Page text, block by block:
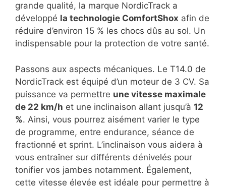
grande qualité, la marque NordicTrack a
développé la technologie ComfortShox afin de
réduire d’environ 15 % les chocs dûs au sol. Un
indispensable pour la protection de votre santé.
Passons aux aspects mécaniques. Le T14.0 de
NordicTrack est équipé d’un moteur de 3 CV. Sa
puissance va permettre une vitesse maximale
de 22 km/h et une inclinaison allant jusqu’à 12
%. Ainsi, vous pourrez aisément varier le type
de programme, entre endurance, séance de
fractionné et sprint. L’inclinaison vous aidera à
vous entraîner sur différents dénivelés pour
tonifier vos jambes notamment. Également,
cette vitesse élevée est idéale pour permettre à